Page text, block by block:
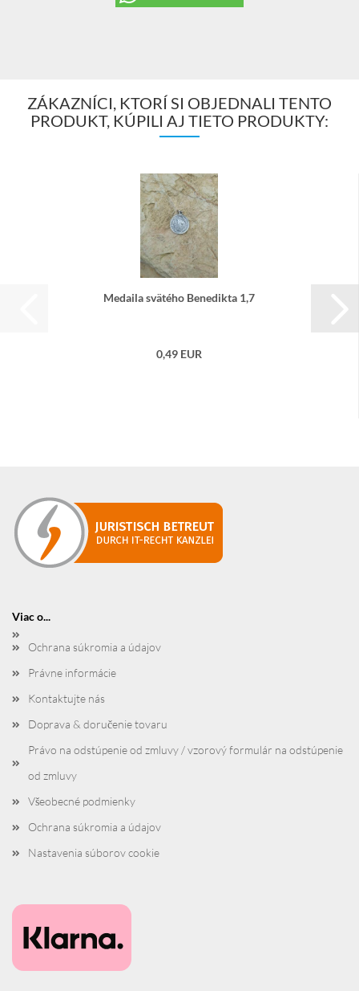
ZÁKAZNÍCI, KTORÍ SI OBJEDNALI TENTO
PRODUKT, KÚPILI AJ TIETO PRODUKTY:
Me­dai­la svä­té­ho Be­ne­dik­ta 1,7
0,49 EUR
Viac o...
Ochrana súkromia a údajov
Právne informácie
Kontaktujte nás
Doprava & doručenie tovaru
Právo na odstúpenie od zmluvy / vzorový formulár na odstúpenie
od zmluvy
Všeobecné podmienky
Ochrana súkromia a údajov
Nastavenia súborov cookie